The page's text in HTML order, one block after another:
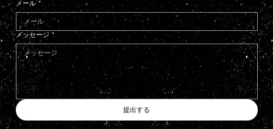
メール *
メッセージ *
提出する